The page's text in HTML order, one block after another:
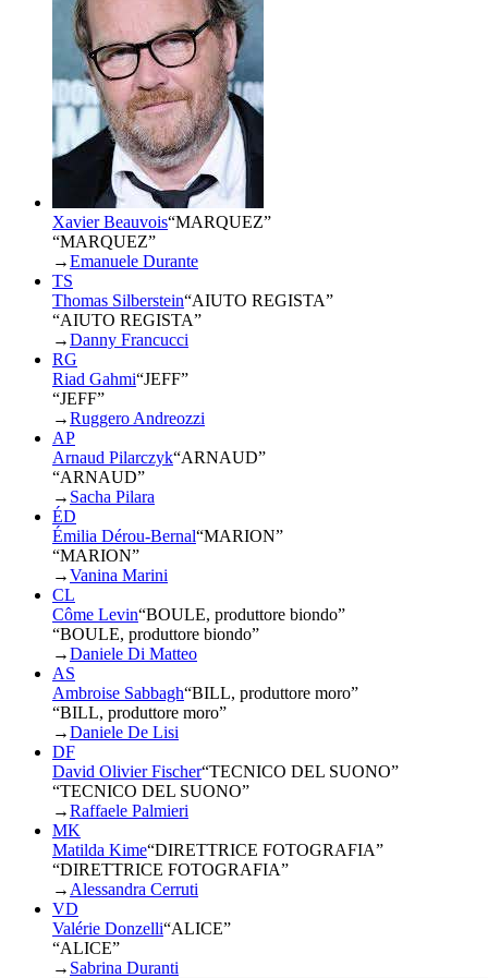
Xavier Beauvois“MARQUEZ”
“MARQUEZ”
→Emanuele Durante
TS
Thomas Silberstein“AIUTO REGISTA”
“AIUTO REGISTA”
→Danny Francucci
RG
Riad Gahmi“JEFF”
“JEFF”
→Ruggero Andreozzi
AP
Arnaud Pilarczyk“ARNAUD”
“ARNAUD”
→ Sacha Pilara
ÉD
Émilia Dérou-Bernal“MARION”
“MARION”
→Vanina Marini
CL
Côme Levin“BOULE, produttore biondo”
“BOULE, produttore biondo”
→Daniele Di Matteo
AS
Ambroise Sabbagh“BILL, produttore moro”
“BILL, produttore moro”
→Daniele De Lisi
DF
David Olivier Fischer“TECNICO DEL SUONO”
“TECNICO DEL SUONO”
→Raffaele Palmieri
MK
Matilda Kime“DIRETTRICE FOTOGRAFIA”
“DIRETTRICE FOTOGRAFIA”
→ Alessandra Cerruti
VD
Valérie Donzelli“ALICE”
“ALICE”
→ Sabrina Duranti